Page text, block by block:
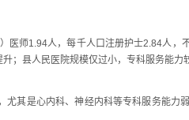
师1.94人，每千人口注册护士2.84人，
；县人民医院规模仅过小，专科服务能
是心内科、神经内科等专科服务能力